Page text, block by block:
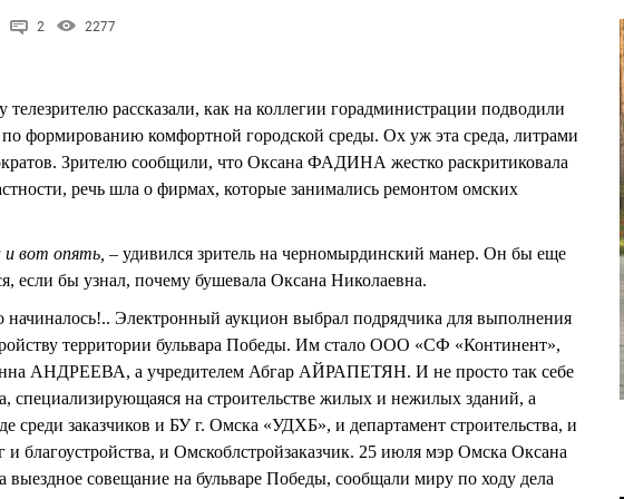
2 2277
телезрителю рассказали, как на коллегии горадминистрации подводили
формированию комфортной городской среды. Ох уж эта среда, литрами
Зрителю сообщили, что Оксана ФАДИНА жестко раскритиковала
речь шла о фирмах, которые занимались ремонтом омских
и вот опять, – удивился зритель на черномырдинский манер. Он бы еще
если бы узнал, почему бушевала Оксана Николаевна.
начиналось!.. Электронный аукцион выбрал подрядчика для выполнения
территории бульвара Победы. Им стало ООО «СФ «Континент»,
АНДРЕЕВА, а учредителем Абгар АЙРАПЕТЯН. И не просто так себе
специализирующаяся на строительстве жилых и нежилых зданий, а
среди заказчиков и БУ г. Омска «УДХБ», и департамент строительства, и
и благоустройства, и Омскоблстройзаказчик. 25 июля мэр Омска Оксана
совещание на бульваре Победы, сообщали миру по ходу дела